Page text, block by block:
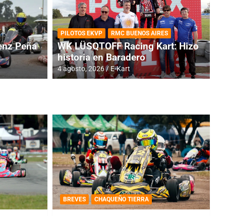
RMC BUENOS AIRES
Cerró una jornada
Peña
PILOTOS EKVP RMC BUENOS AIRES
WK LÜSQTOFF Racing Kart: Hizo
historia en Baradero
4 agosto, 2026 E-Kart
BREVES CHAQUEÑO TIERRA
COBERTURA ESPECIAL DE E-KART.COM.AR
IAME SERIES ARGENTINA 6